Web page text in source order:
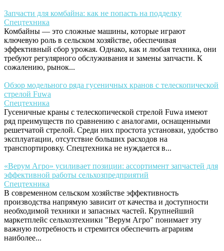
Запчасти для комбайна: как не попасть на подделку
Спецтехника
Комбайны — это сложные машины, которые играют
ключевую роль в сельском хозяйстве, обеспечивая
эффективный сбор урожая. Однако, как и любая техника, они
требуют регулярного обслуживания и замены запчасти. К
сожалению, рынок...
Обзор модельного ряда гусеничных кранов с телескопической
стрелой Fuwa
Спецтехника
Гусеничные краны с телескопической стрелой Fuwa имеют
ряд преимуществ по сравнению с аналогами, оснащенными
решетчатой стрелой. Среди них простота установки, удобство
эксплуатации, отсутствие больших расходов на
транспортировку. Спецтехника не нуждается в...
«Верум Агро» усиливает позиции: ассортимент запчастей для
эффективной работы сельхозпредприятий
Спецтехника
В современном сельском хозяйстве эффективность
производства напрямую зависит от качества и доступности
необходимой техники и запасных частей. Крупнейший
маркетплейс сельхозтехники "Верум Агро" понимает эту
важную потребность и стремится обеспечить аграриям
наиболее...